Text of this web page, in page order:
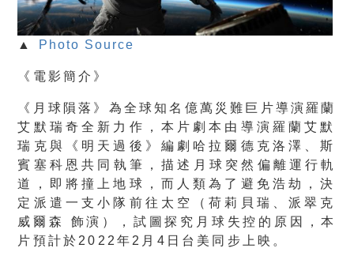
▲ Photo Source
《電影簡介》
《月球隕落》為全球知名億萬災難巨片導演羅蘭
艾默瑞奇全新力作， 本片劇本由導演羅蘭艾默
瑞克與《明天過後》編劇哈拉爾德克洛澤、斯
賓塞科恩共同執筆，描述月球突然偏離運行軌
道，即將撞上地球， 而人類為了避免浩劫，決
定派遣一支小隊前往太空（荷莉貝瑞、派翠克
威爾森 飾演），試圖探究月球失控的原因，本
片預計於2022年2月4日 台美同步上映。